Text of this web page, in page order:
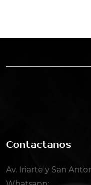
Contactanos
Av. Iriarte y San